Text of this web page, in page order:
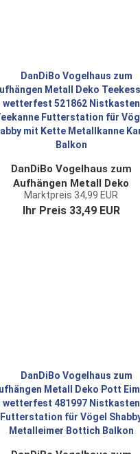
DanDiBo Vogelhaus zum
Aufhängen Metall Deko
Teekessel wetterfest 521862
Nistkasten Teekanne
Marktpreis 34,99 EUR
Ihr Preis 33,49 EUR